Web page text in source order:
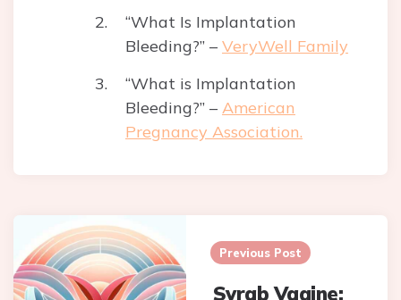
“What Is Implantation
Bleeding?” – VeryWell Family
“What is Implantation
Bleeding?” – American
Pregnancy Association.
navigation
Previous Post
Svrab Vagine: